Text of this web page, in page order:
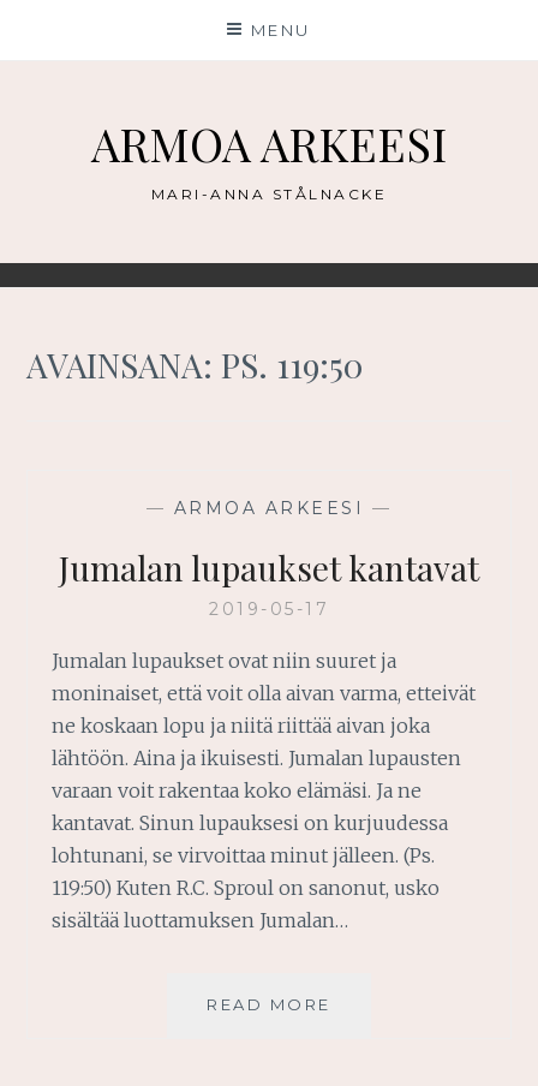
MENU
ARMOA ARKEESI
MARI-ANNA STÅLNACKE
AVAINSANA:PS. 119:50
— ARMOA ARKEESI —
Jumalan lupaukset kantavat
2019-05-17
Jumalan lupaukset ovat niin suuret ja
moninaiset, että voit olla aivan varma, etteivät
ne koskaan lopu ja niitä riittää aivan joka
lähtöön. Aina ja ikuisesti. Jumalan lupausten
varaan voit rakentaa koko elämäsi. Ja ne
kantavat. Sinun lupauksesi on kurjuudessa
lohtunani, se virvoittaa minut jälleen. (Ps.
119:50) Kuten R.C. Sproul on sanonut, usko
sisältää luottamuksen Jumalan…
READ MORE